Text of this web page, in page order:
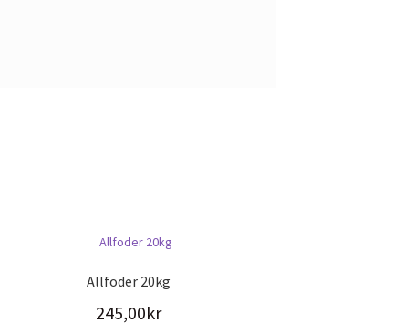
Allfoder 20kg
245,00kr